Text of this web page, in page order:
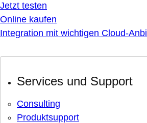
Jetzt testen
Online kaufen
Integration mit wichtigen Cloud-
Services und Support
Consulting
Produktsupport